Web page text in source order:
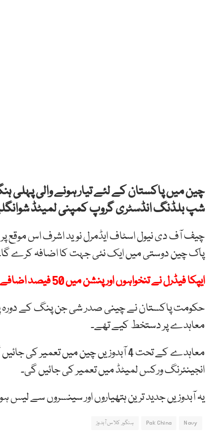
چین میں پاکستان کے لئے تیار ہونے والی
شپ بلڈنگ انڈسٹری گروپ کمپنی لمیٹڈ
چیف آف دی نیول اسٹاف ایڈمرل نوید اشرف اس موقع
پاک چین دوستی میں ایک نئی جہت کا اضافہ کرے
ایپکا فیڈرل نے تنخواہوں اور پنشن میں 50 فیصد اضافے کا مطالبہ کر دیا
معاہدے پر دستخط کیے تھے۔
انجینئرنگ ورکس لمیٹڈ میں تعمیر کی جائیں گی۔
یہ آبدوزیں جدید ترین ہتھیاروں اور سینسروں سے
Navy
Pak China ہنگور کلاس آبدوز